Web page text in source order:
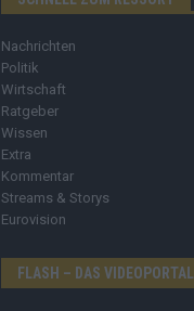
Nachrichten
Politik
Wirtschaft
Ratgeber
Wissen
Extra
Kommentar
Streams & Storys
Eurovision
FLASH – DAS VIDEOPORTAL